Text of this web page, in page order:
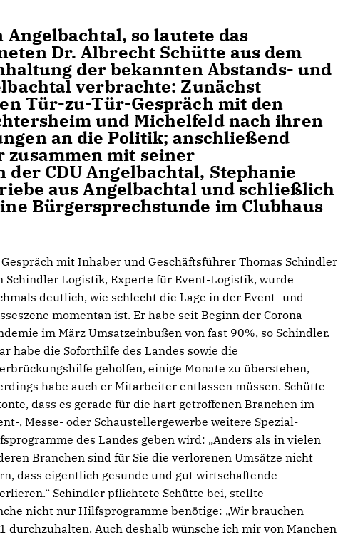
so lautete das
Dr. Albrecht Schütte aus dem
der bekannten Abstands- und
verbrachte: Zunächst
Tür-zu-Tür-Gespräch mit den
und Michelfeld nach ihren
an die Politik; anschließend
zusammen mit seiner
CDU Angelbachtal, Stephanie
aus Angelbachtal und schließlich
Bürgersprechstunde im Clubhaus
mit Inhaber und Geschäftsführer Thomas Schindler
Schindler Logistik, Experte für Event-Logistik, wurde
deutlich, wie schlecht die Lage in der Event- und
momentan ist. Er habe seit Beginn der Corona-
im März Umsatzeinbußen von fast 90%, so Schindler.
habe die Soforthilfe des Landes sowie die
geholfen, einige Monate zu überstehen,
habe auch er Mitarbeiter entlassen müssen. Schütte
dass es gerade für die hart getroffenen Branchen im
, Messe- oder Schaustellergewerbe weitere Spezial-
des Landes geben wird: „Anders als in vielen
Branchen sind für Sie die verlorenen Umsätze nicht
dass eigentlich gesunde und gut wirtschaftende
Schindler pflichtete Schütte bei, stellte
nicht nur Hilfsprogramme benötige: „Wir brauchen
Auch deshalb wünsche ich mir von Manchen